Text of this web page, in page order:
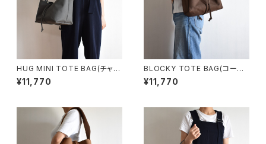
HUG MINI TOTE BAG(チャコ
ール/グレー)
¥11,770
BLOCKY TOTE BAG(コーヒ
ー/ブラウン)
¥11,770